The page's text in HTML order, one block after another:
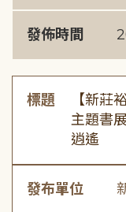
發佈時間
標題
【新莊
主題書
逍遙
發布單位